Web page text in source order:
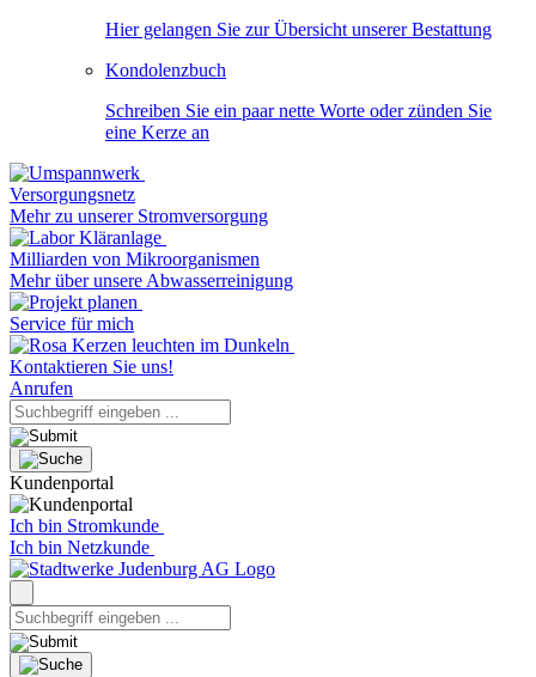
Hier gelangen Sie zur Übersicht unserer Bestattung
Kondolenzbuch
Schreiben Sie ein paar nette Worte oder zünden Sie
eine Kerze an
Versorgungsnetz
Mehr zu unserer Stromversorgung
Milliarden von Mikroorganismen
Mehr über unsere Abwasserreinigung
Service für mich
Kontaktieren Sie uns!
Anrufen
Kundenportal
Ich bin Stromkunde
Ich bin Netzkunde